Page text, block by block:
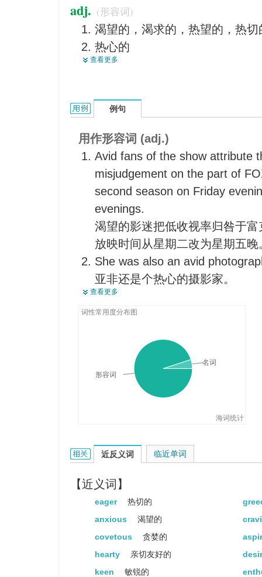
adj. (形容词)
渴望的，渴求的，热望的，热切
热心的
劲头十足的
急切的
热中的，酷爱的
查看更多
avid的用法和样例：
例句
用作形容词 (adj.)
Avid fans of the show attribute
misjudgement on the part of
second season on Friday
evenings.
渴望的影迷把低收视率归咎于
放映时间从星期二改为星期五晚
She was also an avid
亚非还是个热心的摄影家。
I cajoled the avid entrepreneur
me.
查看更多
词性常用度分布图
海词统计
形容词
名词
avid的相关资料：
近反义词
【近义词】
eager 热切的
anxious
渴望的
covetous
贪婪的
hearty
亲切友好的
keen
敏锐的
临近单词